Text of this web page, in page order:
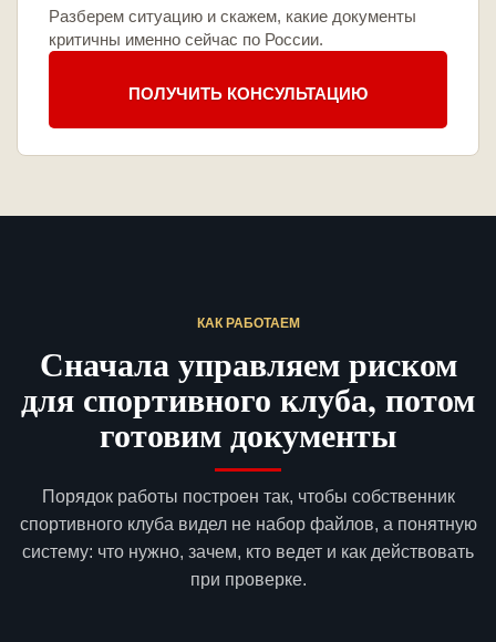
Разберем ситуацию и скажем, какие документы
критичны именно сейчас по России.
ПОЛУЧИТЬ КОНСУЛЬТАЦИЮ
КАК РАБОТАЕМ
Сначала управляем риском
для спортивного клуба, потом
готовим документы
Порядок работы построен так, чтобы собственник
спортивного клуба видел не набор файлов, а понятную
систему: что нужно, зачем, кто ведет и как действовать
при проверке.